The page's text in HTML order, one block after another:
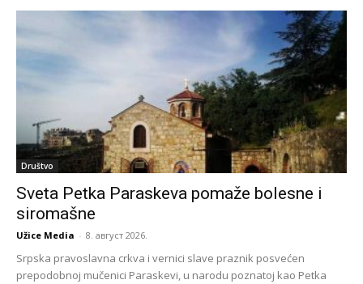
Društvo
Sveta Petka Paraskeva pomaže bolesne i
siromašne
Užice Media - 8. август 2026.
Srpska pravoslavna crkva i vernici slave praznik posvećen
prepodobnoj mučenici Paraskevi, u narodu poznatoj kao Petka